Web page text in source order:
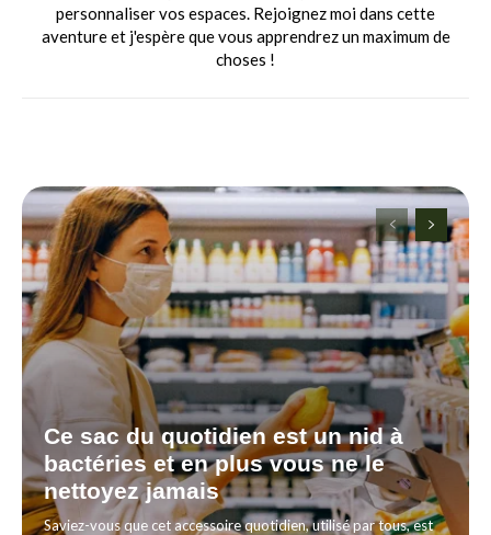
personnaliser vos espaces. Rejoignez moi dans cette
aventure et j'espère que vous apprendrez un maximum de
choses !
Ce sac du quotidien est un nid à
bactéries et en plus vous ne le
nettoyez jamais
Saviez-vous que cet accessoire quotidien, utilisé par tous, est